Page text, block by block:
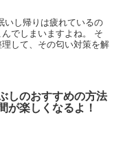
し帰りは疲れているの
でしまいますよね。 そ
して、その匂い対策を解
しのおすすめの方法
が楽しくなるよ！